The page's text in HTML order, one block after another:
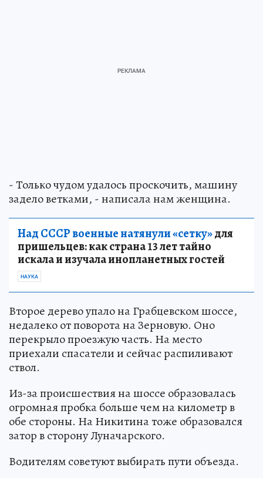
- Только чудом удалось проскочить, машину
задело ветками, - написала нам женщина.
Над СССР военные натянули «сетку»для
пришельцев: как страна 13 лет тайно
искала и изучала инопланетных гостей
НАУКА
Второе дерево упало на Грабцевском шоссе,
недалеко от поворота на Зерновую. Оно
перекрыло проезжую часть. На место
приехали спасатели и сейчас распиливают
ствол.
Из-за происшествия на шоссе образовалась
огромная пробка больше чем на километр в
обе стороны. На Никитина тоже образовался
затор в сторону Луначарского.
Водителям советуют выбирать пути объезда.